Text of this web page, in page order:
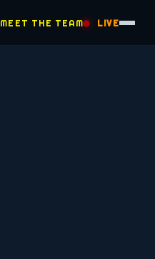
MEET THE TEAM LIVE